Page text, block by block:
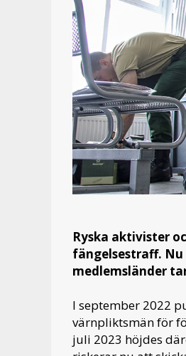
Ryska aktivister
fängelsestraff. Nu
medlemsländer
I september 2022
värnpliktsmän för
juli 2023 höjdes